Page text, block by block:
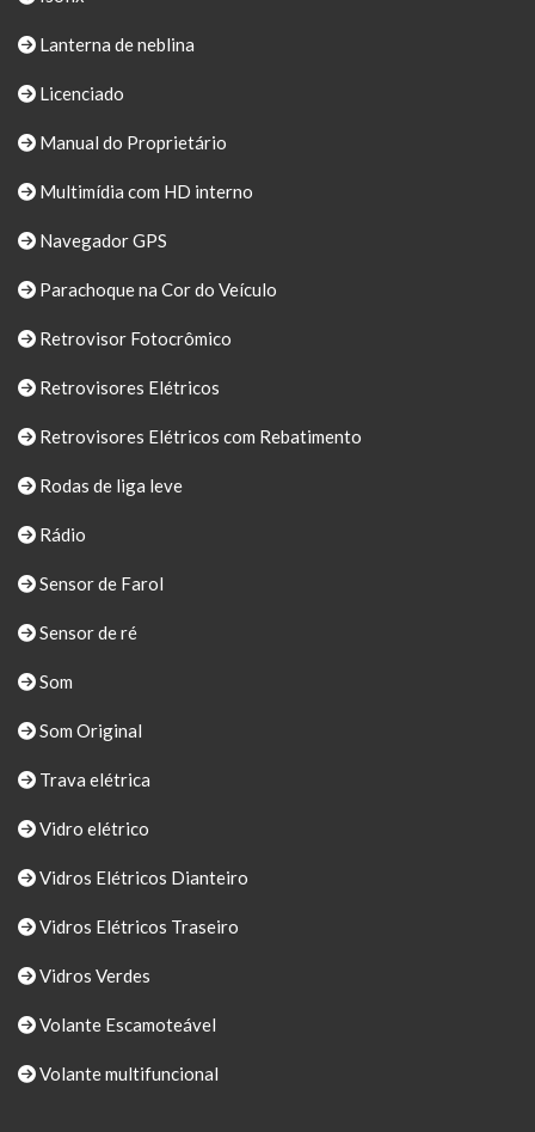
Lanterna de neblina
Licenciado
Manual do Proprietário
Multimídia com HD interno
Navegador GPS
Parachoque na Cor do Veículo
Retrovisor Fotocrômico
Retrovisores Elétricos
Retrovisores Elétricos com Rebatimento
Rodas de liga leve
Rádio
Sensor de Farol
Sensor de ré
Som
Som Original
Trava elétrica
Vidro elétrico
Vidros Elétricos Dianteiro
Vidros Elétricos Traseiro
Vidros Verdes
Volante Escamoteável
Volante multifuncional